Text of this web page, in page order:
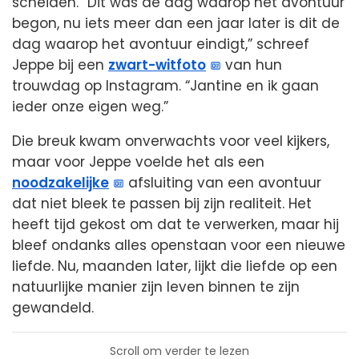
begon, nu iets meer dan een jaar later is dit de
dag waarop het avontuur eindigt,” schreef
Jeppe bij een zwart-witfoto
van hun
trouwdag op Instagram. “Jantine en ik gaan
ieder onze eigen weg.”
Die breuk kwam onverwachts voor veel kijkers,
maar voor Jeppe voelde het als een
noodzakelijke
afsluiting van een avontuur
dat niet bleek te passen bij zijn realiteit. Het
heeft tijd gekost om dat te verwerken, maar hij
bleef ondanks alles openstaan voor een nieuwe
liefde. Nu, maanden later, lijkt die liefde op een
natuurlijke manier zijn leven binnen te zijn
gewandeld.
Scroll om verder te lezen